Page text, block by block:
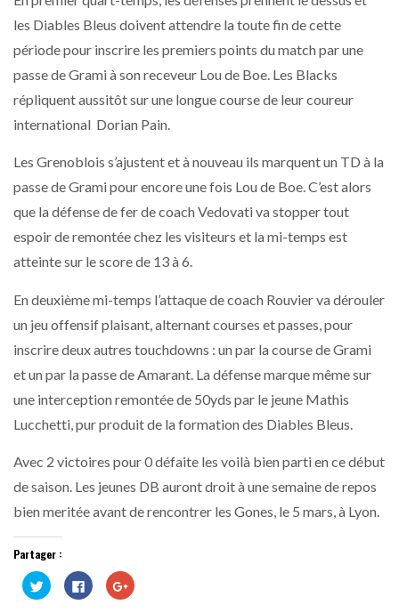
les Diables Bleus doivent attendre la toute fin de cette
période pour inscrire les premiers points du match par une
passe de Grami à son receveur Lou de Boe. Les Blacks
répliquent aussitôt sur une longue course de leur coureur
international Dorian Pain.
Les Grenoblois s’ajustent et à nouveau ils marquent un TD à la
passe de Grami pour encore une fois Lou de Boe. C’est alors
que la défense de fer de coach Vedovati va stopper tout
espoir de remontée chez les visiteurs et la mi-temps est
atteinte sur le score de 13 à 6.
En deuxième mi-temps l’attaque de coach Rouvier va dérouler
un jeu offensif plaisant, alternant courses et passes, pour
inscrire deux autres touchdowns : un par la course de Grami
et un par la passe de Amarant. La défense marque même sur
une interception remontée de 50yds par le jeune Mathis
Lucchetti, pur produit de la formation des Diables Bleus.
Avec 2 victoires pour 0 défaite les voilà bien parti en ce début
de saison. Les jeunes DB auront droit à une semaine de repos
bien meritée avant de rencontrer les Gones, le 5 mars, à Lyon.
Partager :
Cliquez
pour
partager
Cliquez
pour
partager
Cliquez
pour